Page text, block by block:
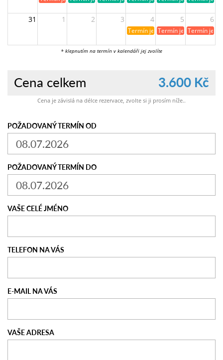
31 1 2 3 4 5 6
Termín je již rezervován
Termín je již obsazen
Termín je již
* klepnutím na termín v kalendáři jej zvolíte
Cena celkem 3.600 Kč
Cena je závislá na délce rezervace, zvolte si ji prosím níže..
POŽADOVANÝ TERMÍN OD
POŽADOVANÝ TERMÍN DO
VAŠE CELÉ JMÉNO
TELEFON NA VÁS
E-MAIL NA VÁS
VAŠE ADRESA